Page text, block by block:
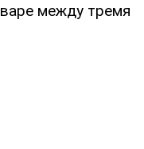
между тремя